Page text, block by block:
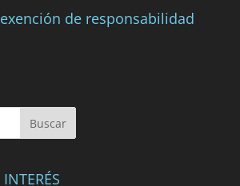
de responsabilidad